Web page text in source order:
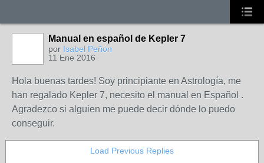
Manual en español de Kepler 7
por Isabel Peñon
11 Ene 2016
Hola buenas tardes! Soy principiante en Astrología, me
han regalado Kepler 7, necesito el manual en Español .
Agradezco si alguien me puede decir dónde lo puedo
conseguir.
Load Previous Replies